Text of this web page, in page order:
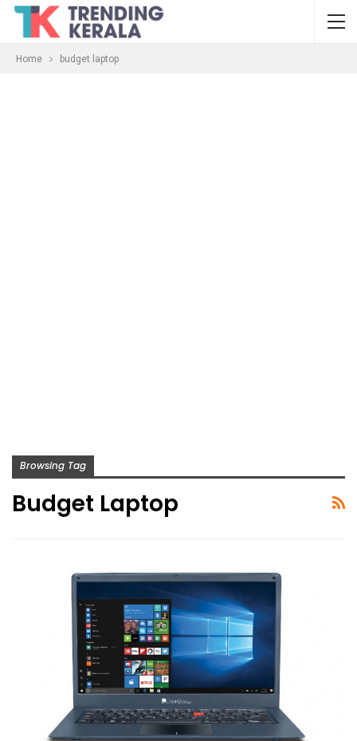
Home budget laptop
Browsing Tag
Budget Laptop